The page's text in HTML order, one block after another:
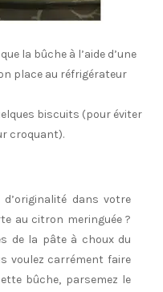
la bûche à l’aide d’une
place au réfrigérateur
biscuits (pour éviter
croquant).
dans votre
au citron meringuée ?
de la pâte à choux du
voulez carrément faire
bûche, parsemez le